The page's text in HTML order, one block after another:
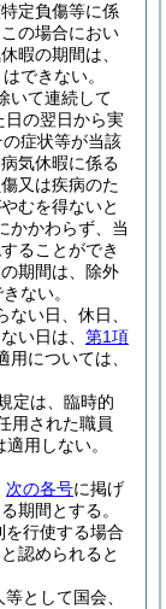
定負傷等に係
この場合におい
暇の期間は、
できない。
いて連続して
日の翌日から実
症状等が当該
気休暇に係る
又は疾病のた
むを得ないと
かかわらず、当
ることができ
期間は、除外
ない。
い日、休日、
い日は、 第1項
用については、
定は、臨時的
用された職員
用しない。
次の各号に掲げ
期間とする。
行使する場合
認められると
として国会、